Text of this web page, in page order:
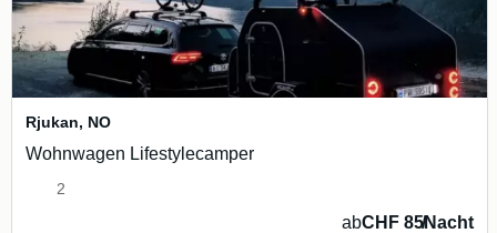
Rjukan, NO
Wohnwagen Lifestylecamper
2
abCHF 85/Nacht